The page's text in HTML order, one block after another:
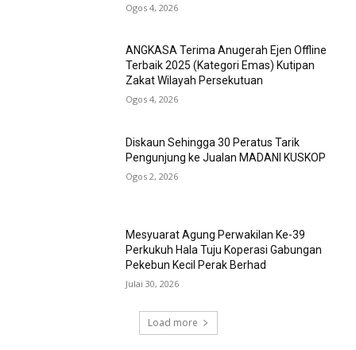
Ogos 4, 2026
ANGKASA Terima Anugerah Ejen Offline
Terbaik 2025 (Kategori Emas) Kutipan
Zakat Wilayah Persekutuan
Ogos 4, 2026
Diskaun Sehingga 30 Peratus Tarik
Pengunjung ke Jualan MADANI KUSKOP
Ogos 2, 2026
Mesyuarat Agung Perwakilan Ke-39
Perkukuh Hala Tuju Koperasi Gabungan
Pekebun Kecil Perak Berhad
Julai 30, 2026
Load more